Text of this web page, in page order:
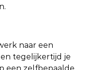
naar een
tegelijkertijd je
een zelfbepaalde